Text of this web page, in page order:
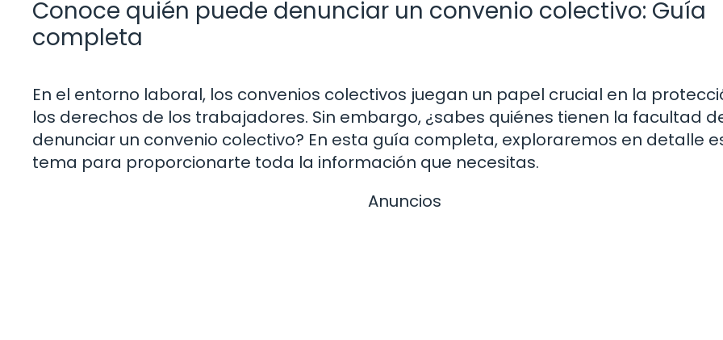
Conoce quién puede denunciar un convenio colectivo: Guía
completa
En el entorno laboral, los convenios colectivos juegan un papel crucial en la
los derechos de los trabajadores. Sin embargo, ¿sabes quiénes tienen la facultad
denunciar un convenio colectivo? En esta guía completa, exploraremos en detalle
tema para proporcionarte toda la información que necesitas.
Anuncios